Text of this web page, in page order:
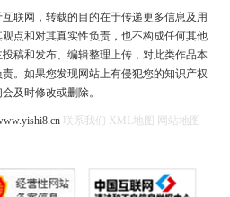
联网，转载的目的在于传递更多信息及用
点和对其真实性负责，也不构成任何其他
稿和发布、编辑整理上传，对此类作品本
。如果您发现网站上有侵犯您的知识产权
及时修改或删除。
联系我们 XML地图
网站地图